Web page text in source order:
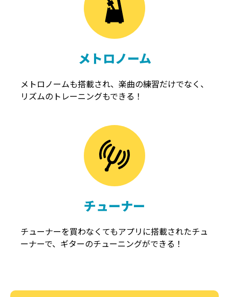
メトロノーム
メトロノームも搭載され、楽曲の練習だけでなく、
リズムのトレーニングもできる！
チューナー
チューナーを買わなくてもアプリに搭載されたチュ
ーナーで、ギターのチューニングができる！